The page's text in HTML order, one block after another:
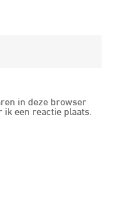
in deze browser
een reactie plaats.